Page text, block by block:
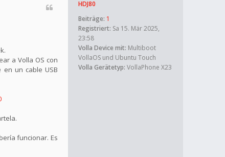
HDJ80
Beiträge: 1
Registriert: Sa 15. Mär 2025,
23:58
Volla Device mit: Multiboot
VollaOS und Ubuntu Touch
Volla Gerätetyp: VollaPhone X23
a Volla OS con
un cable USB
funcionar. Es